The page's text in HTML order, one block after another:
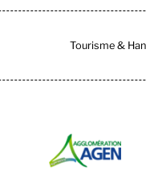
Tourisme &